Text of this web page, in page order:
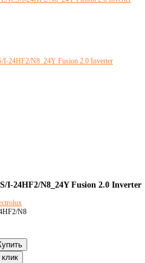
I-24HF2/N8_24Y Fusion 2.0 Inverter
N8